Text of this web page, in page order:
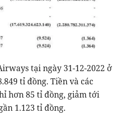
tại ngày 31-12-2022 ở
tỉ đồng. Tiền và các
hơn 85 tỉ đồng, giảm tới
1.123 tỉ đồng.